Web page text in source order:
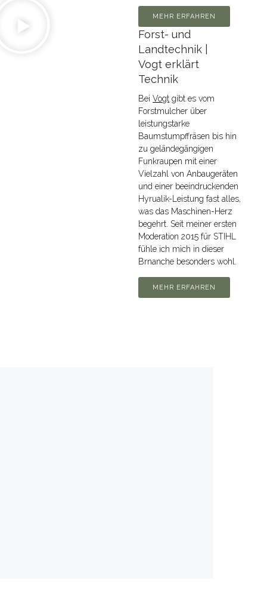
MEHR ERFAHREN
Forst- und
Landtechnik |
Vogt erklärt
Technik
BeiVogt gibt es vom
Forstmulcher über
leistungstarke
Baumstumpffräsen bis hin
zu geländegängigen
Funkraupen mit einer
Vielzahl von Anbaugeräten
und einer beeindruckenden
Hyrualik-Leistung fast alles,
was das Maschinen-Herz
begehrt. Seit meiner ersten
Moderation 2015 für STIHL
fühle ich mich in dieser
Brnanche besonders wohl.
MEHR ERFAHREN